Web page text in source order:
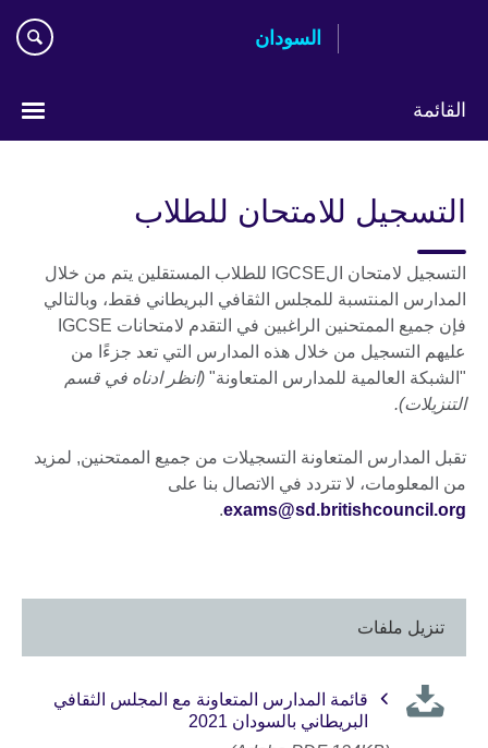
السودان
القائمة
التسجيل للامتحان للطلاب
التسجيل لامتحان الIGCSE للطلاب المستقلين يتم من خلال
المدارس المنتسبة للمجلس الثقافي البريطاني فقط، وبالتالي
فإن جميع الممتحنين الراغبين في التقدم لامتحانات IGCSE
عليهم التسجيل من خلال هذه المدارس التي تعد جزءًا من
"الشبكة العالمية للمدارس المتعاونة" (انظر ادناه في قسم
التنزيلات).
تقبل المدارس المتعاونة التسجيلات من جميع الممتحنين, لمزيد
من المعلومات، لا تتردد في الاتصال بنا على
exams@sd.britishcouncil.org
.
تنزيل ملفات
قائمة المدارس المتعاونة مع المجلس الثقافي
البريطاني بالسودان 2021